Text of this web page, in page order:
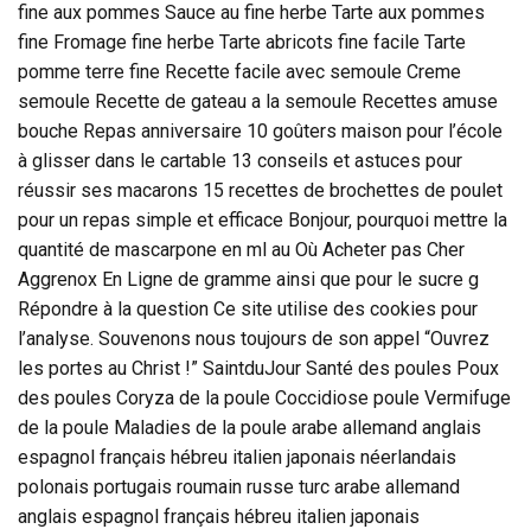
fine aux pommes Sauce au fine herbe Tarte aux pommes
fine Fromage fine herbe Tarte abricots fine facile Tarte
pomme terre fine Recette facile avec semoule Creme
semoule Recette de gateau a la semoule Recettes amuse
bouche Repas anniversaire 10 goûters maison pour l’école
à glisser dans le cartable 13 conseils et astuces pour
réussir ses macarons 15 recettes de brochettes de poulet
pour un repas simple et efficace Bonjour, pourquoi mettre la
quantité de mascarpone en ml au Où Acheter pas Cher
Aggrenox En Ligne de gramme ainsi que pour le sucre g
Répondre à la question Ce site utilise des cookies pour
l’analyse. Souvenons nous toujours de son appel “Ouvrez
les portes au Christ !” SaintduJour Santé des poules Poux
des poules Coryza de la poule Coccidiose poule Vermifuge
de la poule Maladies de la poule arabe allemand anglais
espagnol français hébreu italien japonais néerlandais
polonais portugais roumain russe turc arabe allemand
anglais espagnol français hébreu italien japonais